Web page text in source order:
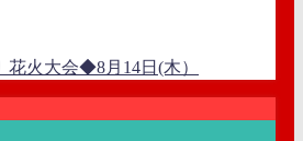
花火大会◆8月14日(木）